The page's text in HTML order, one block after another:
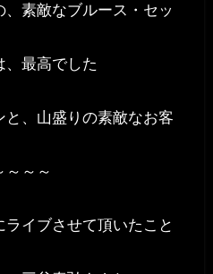
素敵なブルース・セッ
、最高でした
、山盛りの素敵なお客
～～～
イブさせて頂いたこと